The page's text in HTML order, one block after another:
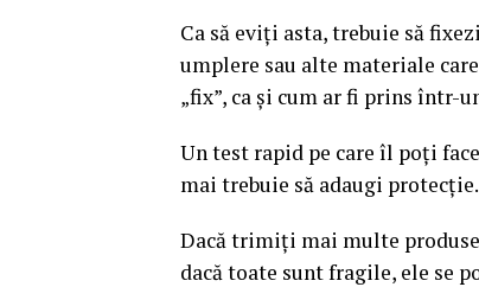
Ca să eviți asta, trebuie să
umplere sau alte materiale
„fix”, ca și cum ar fi prins într-
Un test rapid pe care îl poți
mai trebuie să adaugi protecție.
Dacă trimiți mai multe
dacă toate sunt fragile, ele se